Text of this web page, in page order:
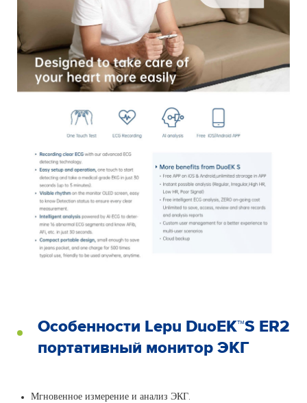
Особенности Lepu DuoEK™S ER2
портативный монитор ЭКГ
Мгновенное измерение и анализ ЭКГ.